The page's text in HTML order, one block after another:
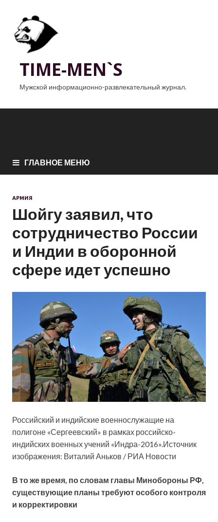
TIME-MEN`S
Мужской информационно-развлекательный журнал.
ГЛАВНОЕ МЕНЮ
АРМИЯ
Шойгу заявил, что
сотрудничество России
и Индии в оборонной
сфере идет успешно
Российский и индийские военнослужащие на
полигоне «Сергеевский» в рамках российско-
индийских военных учений «Индра-2016».Источник
изображения: Виталий Аньков / РИА Новости
В то же время, по словам главы Минобороны РФ,
существующие планы требуют особого контроля
и корректировки